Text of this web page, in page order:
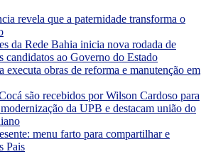
revela que a paternidade transforma o
da Rede Bahia inicia nova rodada de
candidatos ao Governo do Estado
executa obras de reforma e manutenção em
são recebidos por Wilson Cardoso para
da UPB e destacam união do
menu farto para compartilhar e
Pais